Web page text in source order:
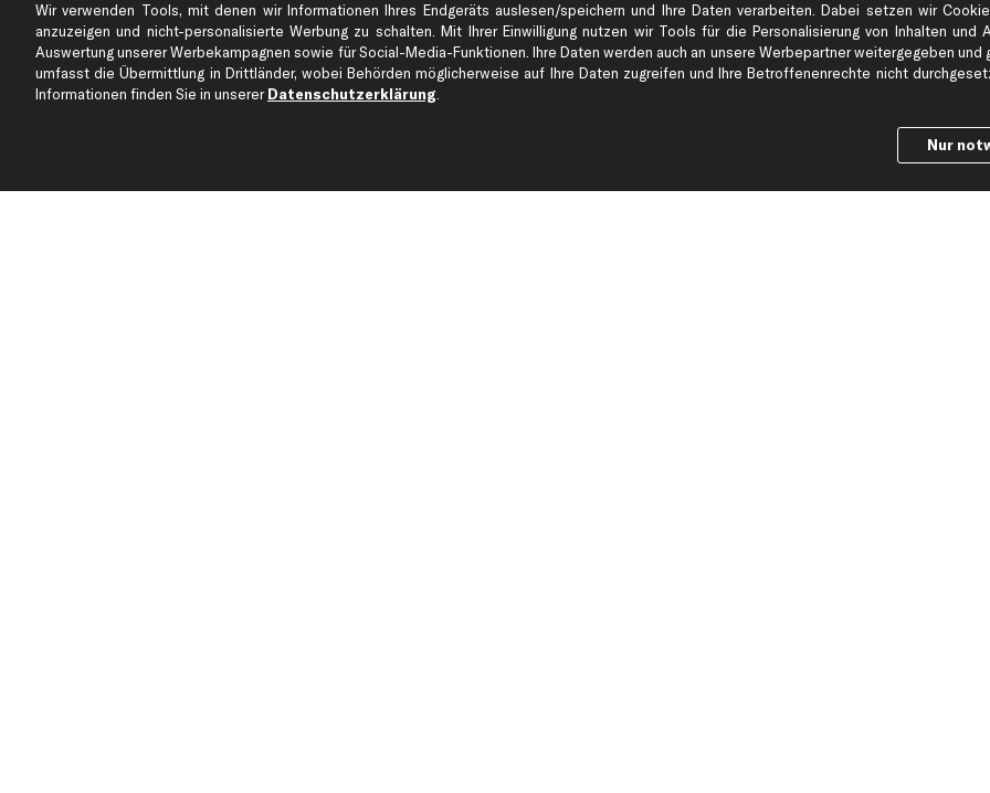
Über kfzteile24
Über uns
Kundenservice
Zahlung
Hilfe & Support Top
Bremssattel
Wir verwenden Tools, mit denen wir Informationen Ihres Endgeräts auslesen/speichern und Ihre Daten verarbeiten. Dabei setzen wir
anzuzeigen und nicht-personalisierte Werbung zu schalten. Mit Ihrer Einwilligung nutzen wir Tools für die Personalisierung von Inhalten
Auswertung unserer Werbekampagnen sowie für Social-Media-Funktionen. Ihre Daten werden auch an unsere Werbepartner weitergegeben
umfasst die Übermittlung in Drittländer, wobei Behörden möglicherweise auf Ihre Daten zugreifen und Ihre Betroffenenrechte nicht
Informationen finden Sie in unsererDatenschutzerklärung
Nur